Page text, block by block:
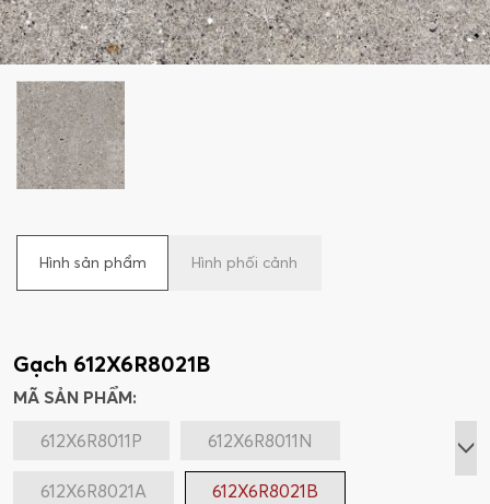
Hình sản phẩm Hình phối cảnh
Gạch 612X6R8021B
MÃ SẢN PHẨM:
612X6R8011P
612X6R8011N
612X6R8021A 612X6R8021B